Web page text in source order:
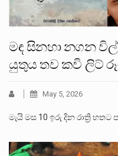
මඳ සිනහා නගන
යුතුය තව කවි ලිට්
May 5, 2026
මැයි මස 10 ඉරු දින රාත්‍රි හතට